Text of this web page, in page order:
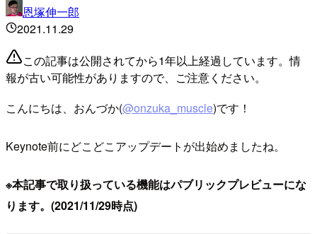
恩塚伸一郎
2021.11.29
この記事は公開されてから1年以上経過しています。情
報が古い可能性がありますので、ご注意ください。
こんにちは、おんづか(@onzuka_muscle)です！
Keynote前にどこどこアップデートが出始めましたね。
※本記事で取り扱っている機能はパブリックプレビューにな
ります。(2021/11/29時点)